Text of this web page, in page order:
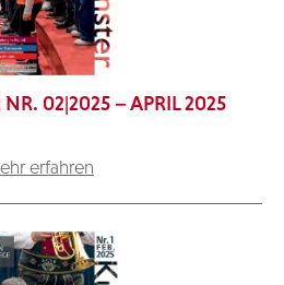
NR. 02|2025 – APRIL 2025
erfahren